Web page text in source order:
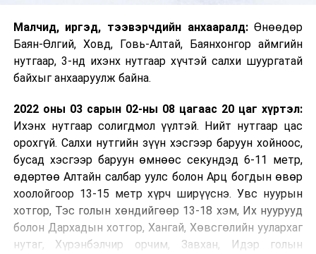
Малч­ид, иргэд, тээвэрчдийн анхааралд:Өнөөдөр
Баян-Өлгий, Ховд, Говь-Алтай, Баянхонгор аймгийн
нутгаар, 3-нд ихэнх нутгаар хүчтэй салхи шуургатай
байхыг анхааруулж байна.
2022 оны 03 сарын 02-ны 08 цагаас 20 цаг хүртэл:
Ихэнх нутгаар солигдмол үүлтэй. Нийт нутгаар цас
орохгүй. Салхи нутгийн зүүн хэсгээр баруун хойноос,
бусад хэсгээр баруун өмнөөс секундэд 6-11 метр,
өдөртөө Алтайн салбар уулс болон Арц богдын өвөр
хоолойгоор 13-15 метр хүрч ширүүснэ. Увс нуурын
хотгор, Тэс голын хөндийгөөр 13-18 хэм, Их нуурууд
болон Дархадын хотгор, Хангай, Хөвсгөлийн уулархаг
нутаг, Хүрэнбэлчир орчим, Завхан, Идэр голын